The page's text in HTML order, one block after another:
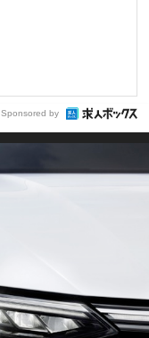
Sponsored by